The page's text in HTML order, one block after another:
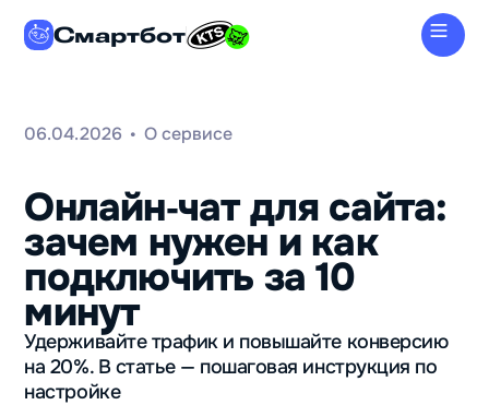
Смартбот
06.04.2026 • О сервисе
Онлайн‑чат для сайта:
зачем нужен и как
подключить за 10
минут
Удерживайте трафик и повышайте конверсию
на 20%. В статье — пошаговая инструкция по
настройке